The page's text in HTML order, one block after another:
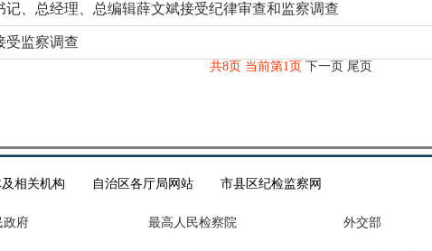
、总经理、总编辑薛文斌接受纪律审查和监察调查
受监察调查
共8页 当前第1页 下一页 尾页
相关机构 自治区各厅局网站 市县区纪检监察网
政府 最高人民检察院 外交部